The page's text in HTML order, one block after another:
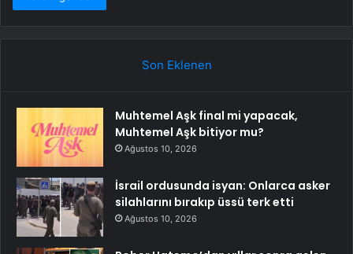
Son Eklenen
Muhtemel Aşk final mi yapacak,
Muhtemel Aşk bitiyor mu?
Ağustos 10, 2026
İsrail ordusunda isyan: Onlarca asker
silahlarını bırakıp üssü terk etti
Ağustos 10, 2026